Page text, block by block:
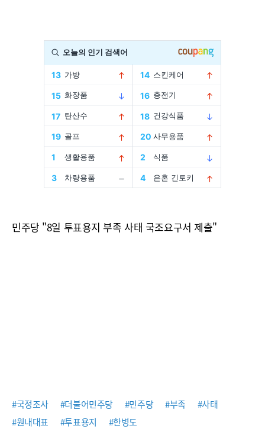
민주당 "8일 투표용지 부족 사태 국조요구서 제출"
#국정조사 #더불어민주당 #민주당 #부족
#사태
#원내대표
#투표용지 #한병도